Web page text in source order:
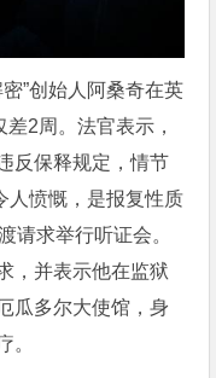
”创始人阿桑奇在英
2周。法官表示，
反保释规定，情节
人愤慨，是报复性质
请求举行听证会。
，并表示他在监狱
瓜多尔大使馆，身
。